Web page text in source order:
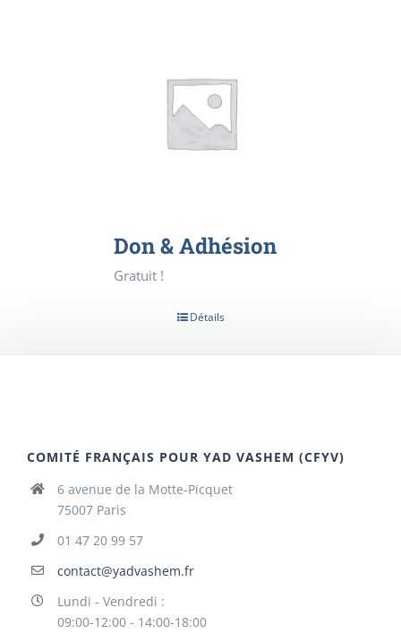
Don & Adhésion
Gratuit !
Détails
COMITÉ FRANÇAIS POUR YAD VASHEM (CFYV)
6 avenue de la Motte-Picquet
75007 Paris
01 47 20 99 57
contact@yadvashem.fr
Lundi - Vendredi :
09:00-12:00 - 14:00-18:00